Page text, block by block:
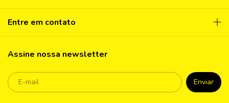
Entre em contato
Assine nossa newsletter